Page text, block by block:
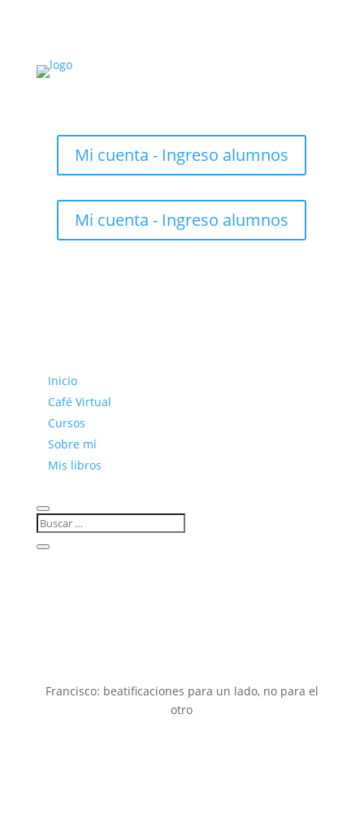
Mi cuenta - Ingreso alumnos
Mi cuenta - Ingreso alumnos
Inicio
Café Virtual
Cursos
Sobre mí
Mis libros
Francisco: beatificaciones para un lado, no para el
otro